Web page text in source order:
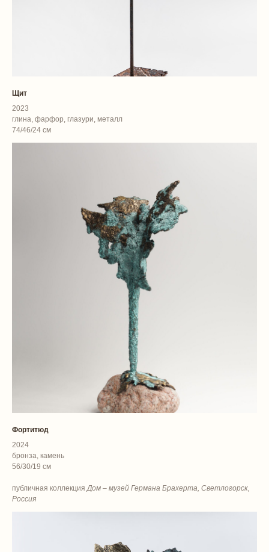
Щит
2023
глина, фарфор, глазури, металл
74/46/24 см
Фортитюд
2024
бронза, камень
56/30/19 см
публичная коллекцияДом – музей Германа Брахерта, Светлогорск,
Россия